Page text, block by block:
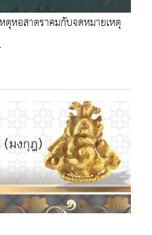
หอสาตราคมกับจดหมายเหตุ